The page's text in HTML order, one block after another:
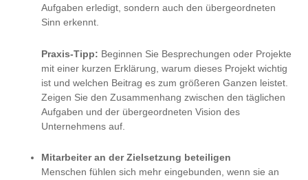
Aufgaben erledigt, sondern auch den übergeordneten
Sinn erkennt.
Praxis-Tipp: Beginnen Sie Besprechungen oder Projekte
mit einer kurzen Erklärung, warum dieses Projekt wichtig
ist und welchen Beitrag es zum größeren Ganzen leistet.
Zeigen Sie den Zusammenhang zwischen den täglichen
Aufgaben und der übergeordneten Vision des
Unternehmens auf.
Mitarbeiter an der Zielsetzung beteiligen
Menschen fühlen sich mehr eingebunden, wenn sie an